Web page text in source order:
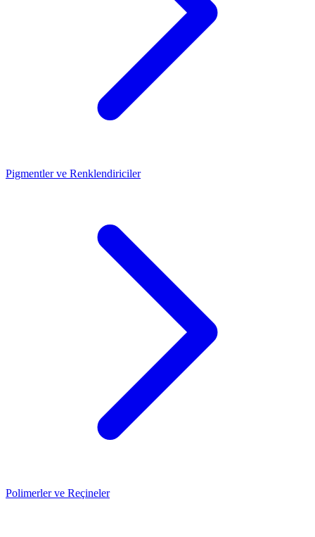
Pigmentler ve Renklendiriciler
Polimerler ve Reçineler